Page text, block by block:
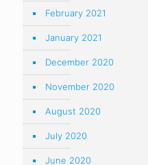
February 2021
January 2021
December 2020
November 2020
August 2020
July 2020
June 2020